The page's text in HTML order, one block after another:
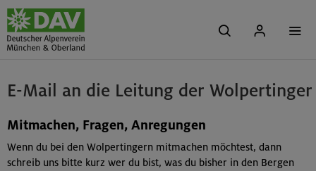
E-Mail an die Leitung der Wolpertinger
Mitmachen, Fragen, Anregungen
Wenn du bei den Wolpertingern mitmachen möchtest, dann
schreib uns bitte kurz wer du bist, was du bisher in den Bergen